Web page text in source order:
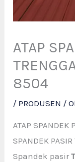
ATAP
8504
/ PRODUSEN /
ATAP SPANDEK
SPANDEK PASIR
Spandek pasir